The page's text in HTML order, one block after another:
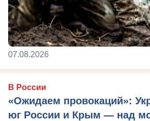
07.08.2026
В России
«Ожидаем провокаций»:
юг России и Крым — над